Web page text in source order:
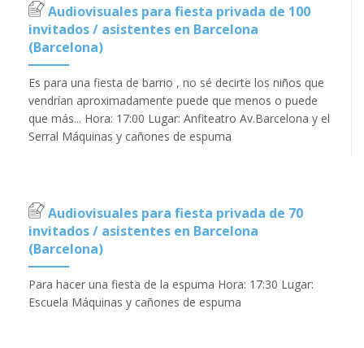
Audiovisuales para fiesta privada de 100
invitados / asistentes en Barcelona
(Barcelona)
Es para una fiesta de barrio , no sé decirte los niños que
vendrían aproximadamente puede que menos o puede
que más... Hora: 17:00 Lugar: Anfiteatro Av.Barcelona y el
Serral Máquinas y cañones de espuma
Audiovisuales para fiesta privada de 70
invitados / asistentes en Barcelona
(Barcelona)
Para hacer una fiesta de la espuma Hora: 17:30 Lugar:
Escuela Máquinas y cañones de espuma